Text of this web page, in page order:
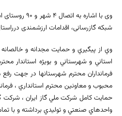
شبکه گازرسانی، اقدامات ارزشمندی
وي از پيگيري و حمايت مجدانه و
استاني و شهرستاني و بويژه استاندار
فرمانداران محترم شهرستانها در جهت
محبوب و معاونين محترم استانداري ،
حمايت كامل شركت ملي گاز ايران ، شركت
واحدهاي صنعتي و توليدي برداشته و با